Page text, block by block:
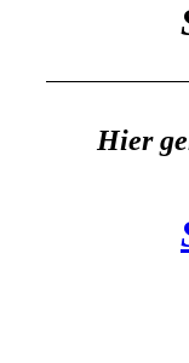
Hier